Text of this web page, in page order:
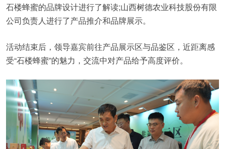
石楼蜂蜜的品牌设计进行了解读;山西树德农业科技股份有限
公司负责人进行了产品推介和品牌展示。
活动结束后，领导嘉宾前往产品展示区与品鉴区，近距离感
受“石楼蜂蜜”的魅力，交流中对产品给予高度评价。